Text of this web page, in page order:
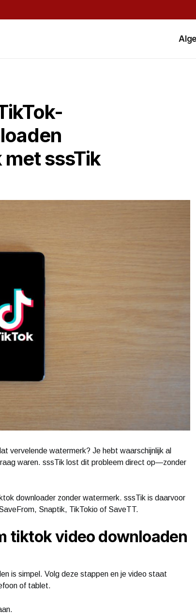
sssTik
vervelende watermerk? Je hebt waarschijnlijk al
waren. sssTik lost dit probleem direct op—zonder
downloader zonder watermerk. sssTik is daarvoor
Snaptik, TikTokio of SaveTT.
tiktok video downloaden
is simpel. Volg deze stappen en je video staat
of tablet.